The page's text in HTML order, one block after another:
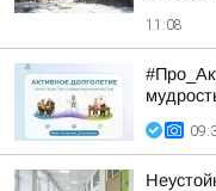
11:08